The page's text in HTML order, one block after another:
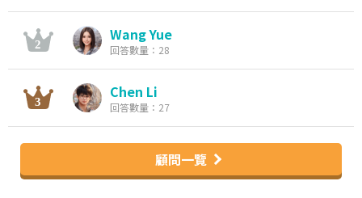
Wang Yue
回答數量：28
Chen Li
回答數量：27
顧問一覽